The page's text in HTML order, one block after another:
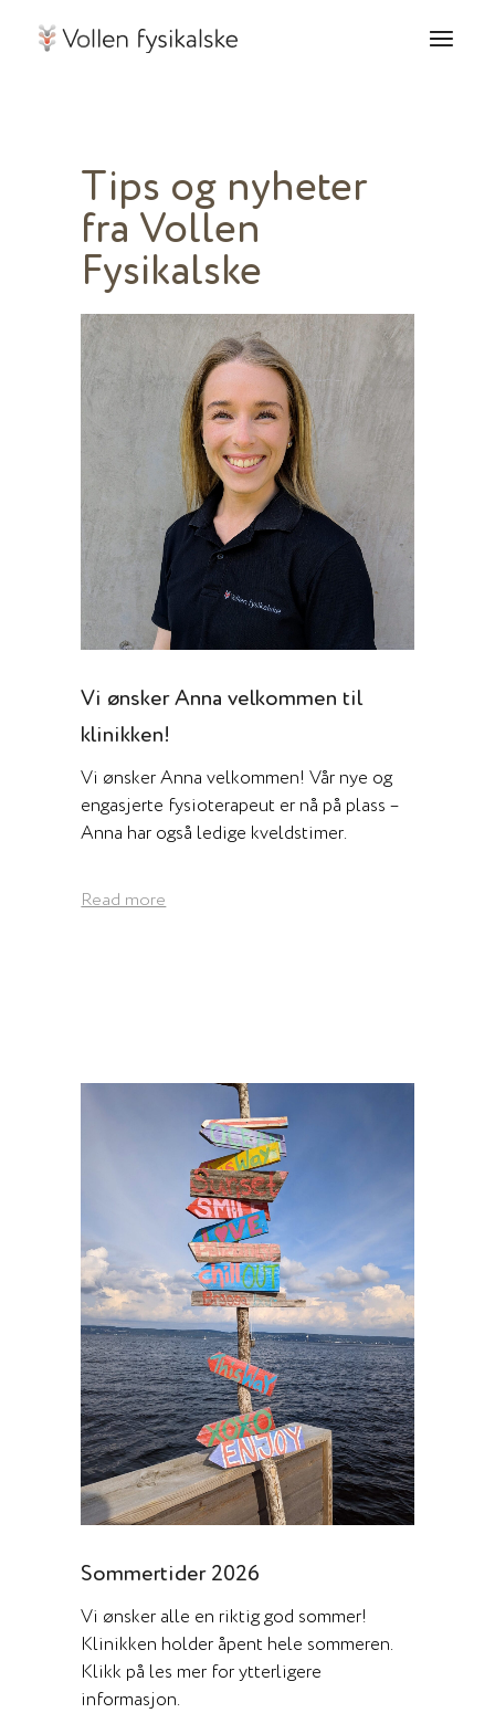
Tips og nyheter
fra Vollen
Fysikalske
Vi ønsker Anna velkommen til
klinikken!
Vi ønsker Anna velkommen! Vår nye og
engasjerte fysioterapeut er nå på plass –
Anna har også ledige kveldstimer.
Read more
Sommertider 2026
Vi ønsker alle en riktig god sommer!
Klinikken holder åpent hele sommeren.
Klikk på les mer for ytterligere
informasjon.